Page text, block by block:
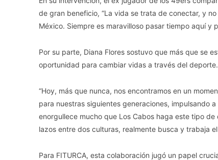
de gran beneficio, “La vida se trata de conectar, y
México. Siempre es maravilloso pasar tiempo aquí y
Por su parte, Diana Flores sostuvo que más que se
oportunidad para cambiar vidas a través del deporte.
“Hoy, más que nunca, nos encontramos en un
para nuestras siguientes generaciones, impulsando
enorgullece mucho que Los Cabos haga este tipo
lazos entre dos culturas, realmente busca y trabaja el
Para FITURCA, esta colaboración jugó un papel